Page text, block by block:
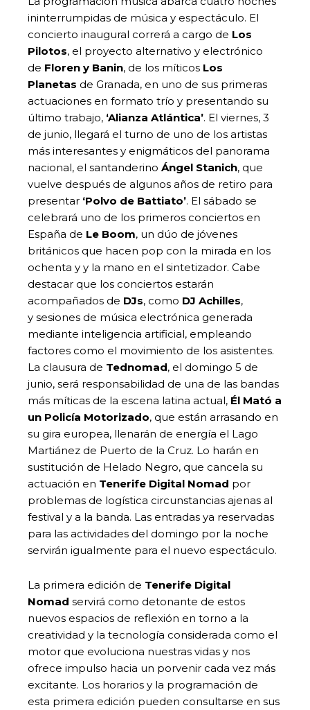
ininterrumpidas de música y espectáculo. El
concierto inaugural correrá a cargo de Los
Pilotos, el proyecto alternativo y electrónico
de Floren y Banin, de los míticos Los
Planetas de Granada, en uno de sus primeras
actuaciones en formato trío y presentando su
último trabajo, ‘Alianza Atlántica’. El viernes, 3
de junio, llegará el turno de uno de los artistas
más interesantes y enigmáticos del panorama
nacional, el santanderino Ángel Stanich, que
vuelve después de algunos años de retiro para
presentar ‘Polvo de Battiato’. El sábado se
celebrará uno de los primeros conciertos en
España de Le Boom, un dúo de jóvenes
británicos que hacen pop con la mirada en los
ochenta y y la mano en el sintetizador. Cabe
destacar que los conciertos estarán
acompañados de DJs, como DJ Achilles,
y sesiones de música electrónica generada
mediante inteligencia artificial, empleando
factores como el movimiento de los asistentes.
La clausura de Tednomad, el domingo 5 de
junio, será responsabilidad de una de las bandas
más míticas de la escena latina actual, Él Mató a
un Policía Motorizado, que están arrasando en
su gira europea, llenarán de energía el Lago
Martiánez de Puerto de la Cruz. Lo harán en
sustitución de Helado Negro, que cancela su
actuación en Tenerife Digital Nomad por
problemas de logística circunstancias ajenas al
festival y a la banda. Las entradas ya reservadas
para las actividades del domingo por la noche
servirán igualmente para el nuevo espectáculo.
La primera edición de Tenerife Digital
Nomad servirá como detonante de estos
nuevos espacios de reflexión en torno a la
creatividad y la tecnología considerada como el
motor que evoluciona nuestras vidas y nos
ofrece impulso hacia un porvenir cada vez más
excitante. Los horarios y la programación de
esta primera edición pueden consultarse en sus